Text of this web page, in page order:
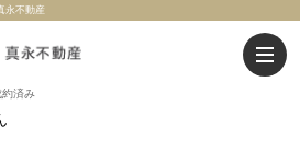
永不動産
約済み